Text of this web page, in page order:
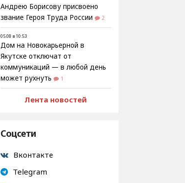
Андрею Борисову присвоено
звание Героя Труда России
2
05.08 в 10:53
Дом на Новокарьерной в
Якутске отключат от
коммуникаций — в любой день
может рухнуть
1
Лента новостей
Соцсети
Вконтакте
Telegram